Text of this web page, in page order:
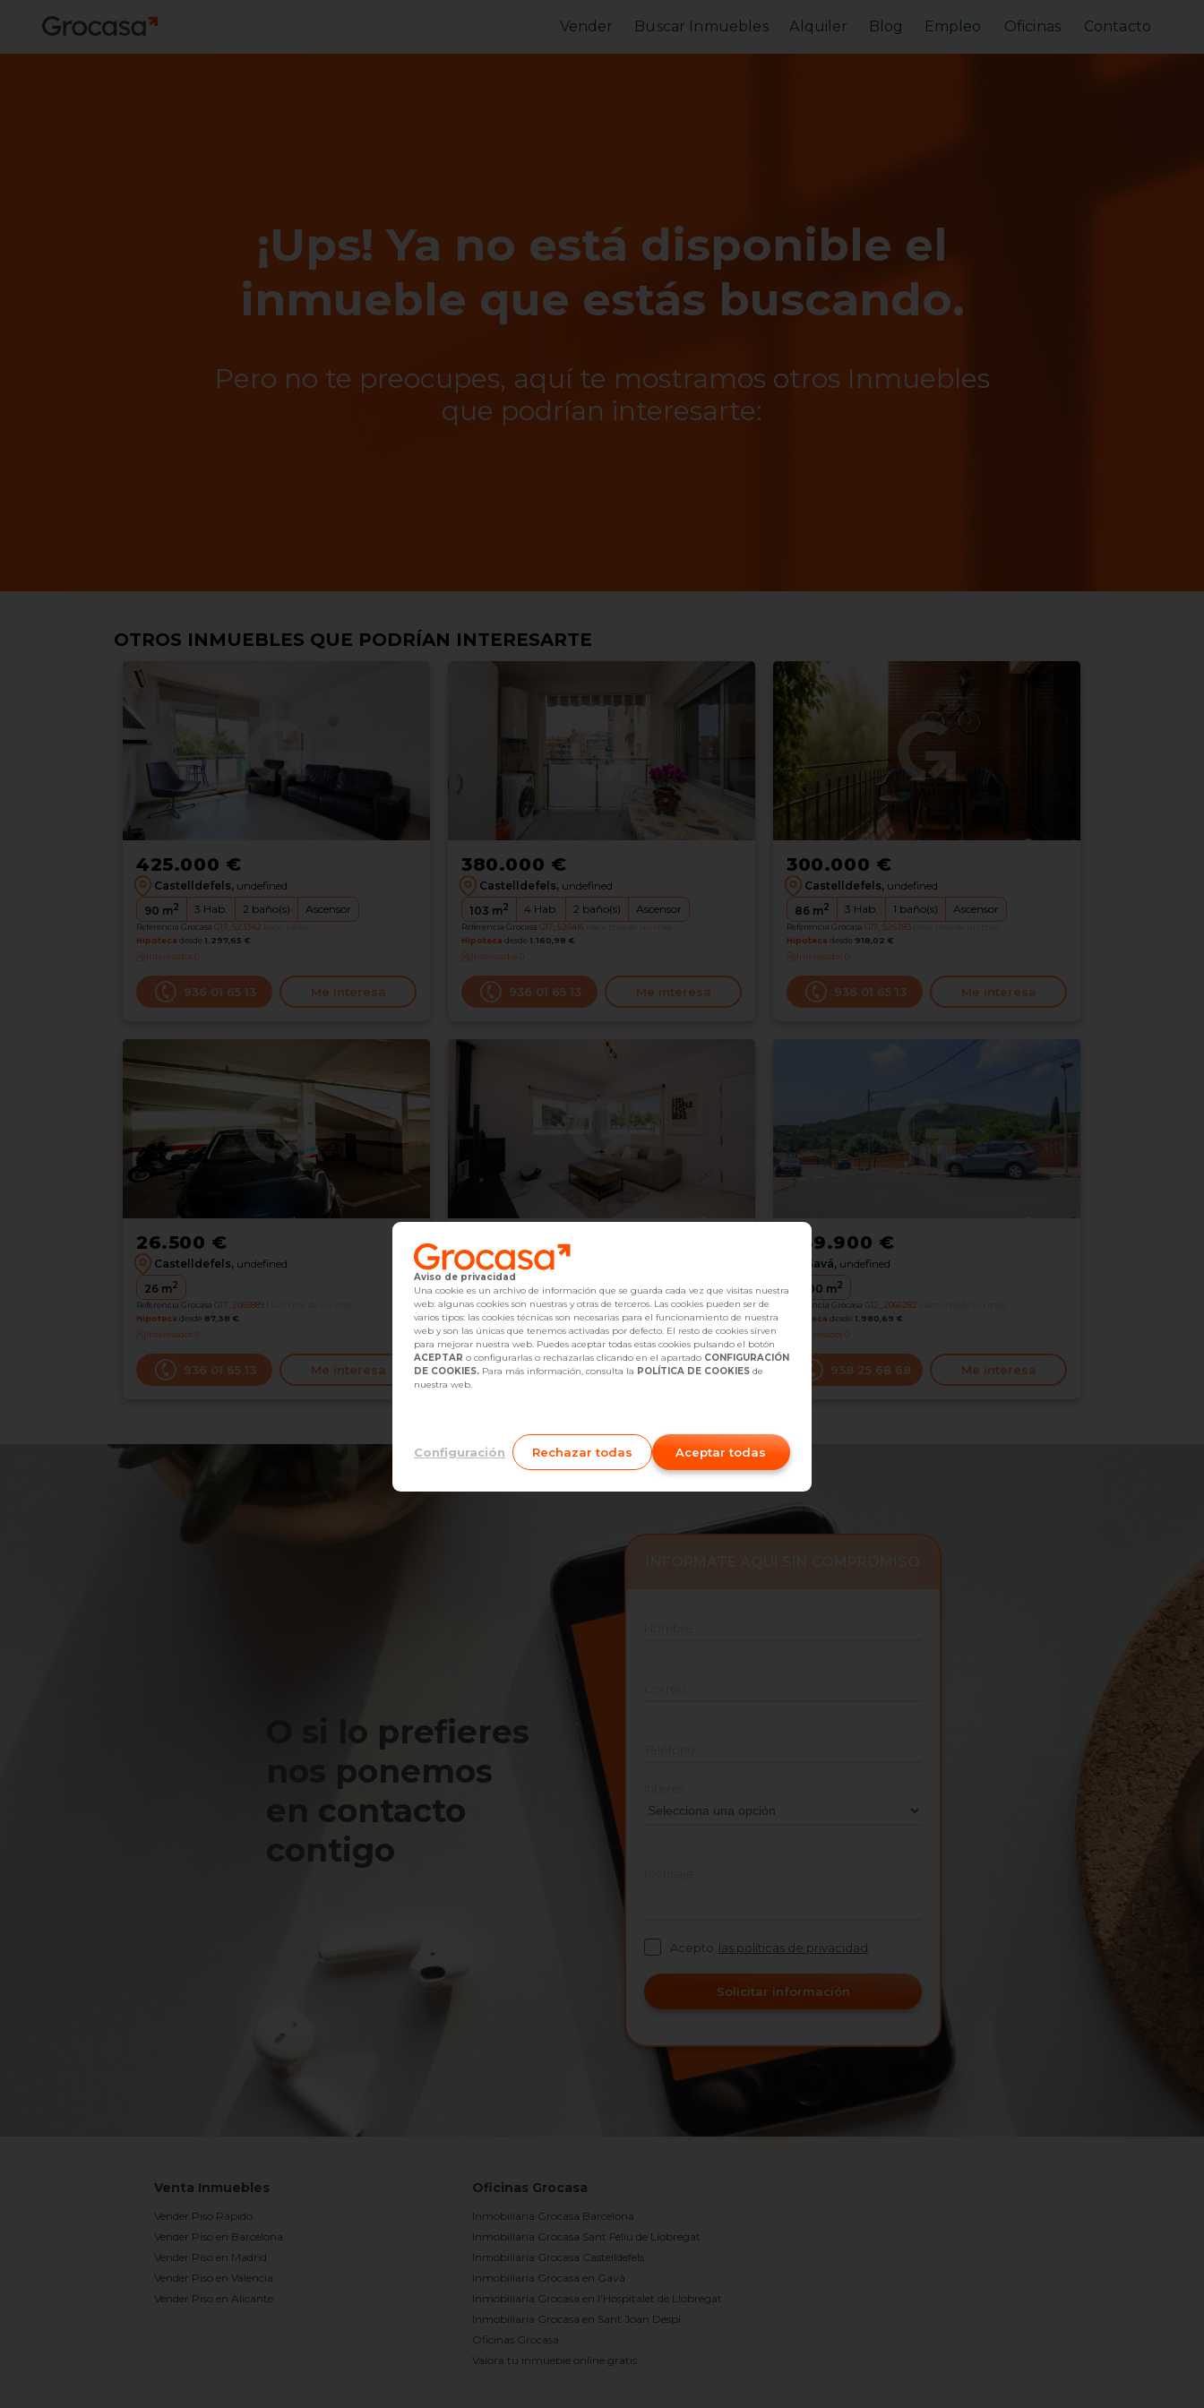
Vender Buscar Inmuebles Alquiler Blog Empleo Oficinas Contacto
¡Ups! Ya no está disponible el
inmueble que estás buscando.
Pero no te preocupes, aquí te mostramos otros Inmuebles
que podrían interesarte:
OTROS INMUEBLES QUE PODRÍAN INTERESARTE
425.000 €
Castelldefels, undefined
90 m2 3 Hab. 2 baño(s) Ascensor
Referencia Grocasa G17_523342
Hipoteca desde 1.297,65 €
Interesados0
936 01 65 13 Me interesa
380.000 €
Castelldefels, undefined
103 m2 4 Hab. 2 baño(s) Ascensor
Referencia Grocasa G17_526416
Hipoteca desde 1.160,98 €
Interesados0
936 01 65 13 Me interesa
300.000 €
Castelldefels, undefined
86m2 3 Hab. 1 baño(s) Ascensor
Referencia Grocasa G17_526283
Hipoteca desde 918,02 €
Interesados0
936 01 65 13 Me interesa
26.500 €
Castelldefels, undefined
26 m2
Referencia Grocasa G17_2065889
Hipoteca desde 87,38 €
Interesados0
936 01 65 13 Me interesa
650.000 €
Castelldefels,
75 m 3Hab. 2baño(s)
Referencia GrocasaG17_540151Hace más de un mes
Hipotecadesde1.980,99 €
Interesados0
936 01 65 13 Me interesa
649.900 €
Gavá, undefined
1000 m2
Referencia Grocasa G12_2066282
Hipoteca desde 1.980,69 €
Interesados0
938 25 68 68 Me interesa
O si lo prefieres
nos ponemos
en contacto
contigo
Acepto las políticas de privacidad
Solicitar información
Venta Inmuebles
Vender Piso Rápido
Vender Piso en Barcelona
Vender Piso en Madrid
Vender Piso en Valencia
Vender Piso en Alicante
Oficinas Grocasa
Inmobiliaria Grocasa Barcelona
Inmobiliaria Grocasa Sant Feliu de Llobregat
Inmobiliaria Grocasa Castelldefels
Inmobiliaria Grocasa en Gavà
Inmobiliaria Grocasa en l'Hospitalet de Llobregat
Inmobiliaria Grocasa en Sant Joan Despí
Oficinas Grocasa
Valora tu inmueble online gratis
Aviso de privacidad
Una cookie es un archivo de información que se guarda cada vez que visitas nuestra
web: algunas cookies son nuestras y otras de terceros. Las cookies pueden ser de
varios tipos: las cookies técnicas son necesarias para el funcionamiento de nuestra
web y son las únicas que tenemos activadas por defecto. El resto de cookies sirven
para mejorar nuestra web. Puedes aceptar todas estas cookies pulsando el botón
ACEPTAR o configurarlas o rechazarlas clicando en el apartado CONFIGURACIÓN
DE COOKIES. Para más información, consulta la POLÍTICA DE COOKIES de
nuestra web.
Configuración Rechazar todas Aceptar todas